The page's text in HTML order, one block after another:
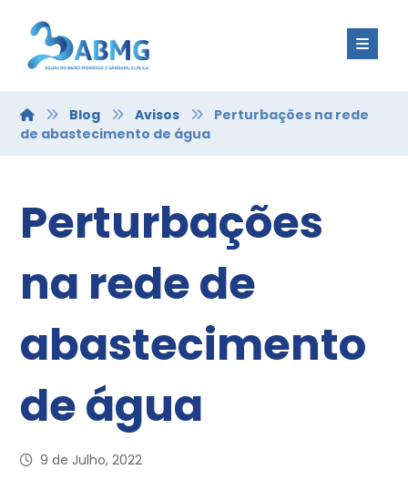
Blog Avisos
Perturbações na rede
de abastecimento de água
Perturbações
na rede de
abastecimento
de água
9 de Julho, 2022